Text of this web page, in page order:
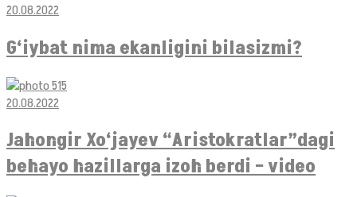
20.08.2022
G‘iybat nima ekanligini bilasizmi?
20.08.2022
Jahongir Xo‘jayev “Aristokratlar”dagi
behayo hazillarga izoh berdi – video